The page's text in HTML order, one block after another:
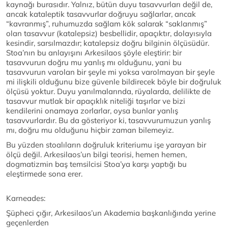
kaynağı burasıdır. Yalnız, bütün duyu tasavvurları değil de,
ancak kataleptik tasavvurlar doğruyu sağlarlar, ancak
“kavranmış”, ruhumuzda sağlam kök salarak “saklanmış”
olan tasavvur (katalepsiz) besbellidir, apaçıktır, dolayısıyla
kesindir, sarsılmazdır; katalepsiz doğru bilginin ölçüsüdür.
Stoa’nın bu anlayışını Arkesilaos şöyle eleştirir: bir
tasavvurun doğru mu yanlış mı olduğunu, yani bu
tasavvurun varolan bir şeyle mi yoksa varolmayan bir şeyle
mi ilişkili olduğunu bize güvenle bildirecek böyle bir doğruluk
ölçüsü yoktur. Duyu yanılmalarında, rüyalarda, delilikte de
tasavvur mutlak bir apaçıklık niteliği taşırlar ve bizi
kendilerini onamaya zorlarlar, oysa bunlar yanlış
tasavvurlardır. Bu da gösteriyor ki, tasavvurumuzun yanlış
mı, doğru mu olduğunu hiçbir zaman bilemeyiz.
Bu yüzden stoalıların doğruluk kriteriumu işe yarayan bir
ölçü değil. Arkesilaos’un bilgi teorisi, hemen hemen,
dogmatizmin baş temsilcisi Stoa’ya karşı yaptığı bu
eleştirmede sona erer.
Karneades:
Şüpheci çığır, Arkesilaos’un Akademia başkanlığında yerine
geçenlerden